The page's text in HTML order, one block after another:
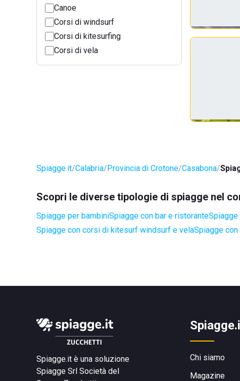
Canoe
Corsi di windsurf
Corsi di kitesurfing
Corsi di vela
Spiagge.it Calabria Provincia di Crotone Casabona
Scopri le diverse tipologie di spiagge nel
Spiagge per bambiniSpiagge con bar e ristorante
Spiagge con corsi di kitesurf windsurf e velaSpiagge
Spiagge.it è una soluzione
Spiagge Srl Società del
Chi siamo
Magazine